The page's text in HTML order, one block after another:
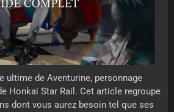
ultime de Aventurine, personnage
Honkai Star Rail. Cet article regroupe
dont vous aurez besoin tel que ses